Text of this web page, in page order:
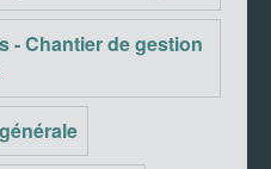
- Chantier de gestion